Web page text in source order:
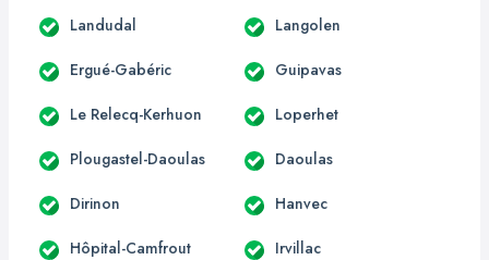
Landudal Langolen
Ergué-Gabéric Guipavas
Le Relecq-Kerhuon Loperhet
Plougastel-Daoulas Daoulas
Dirinon Hanvec
Hôpital-Camfrout Irvillac